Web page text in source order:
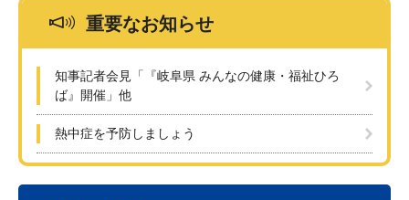
重要なお知らせ
知事記者会見「『岐阜県 みんなの健康・福祉ひろ
ば』開催」他
熱中症を予防しましょう